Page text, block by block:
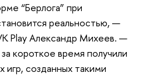
“Берлога” при
реальностью, —
Play Александр Михеев. —
короткое время получили
игр, созданных такими